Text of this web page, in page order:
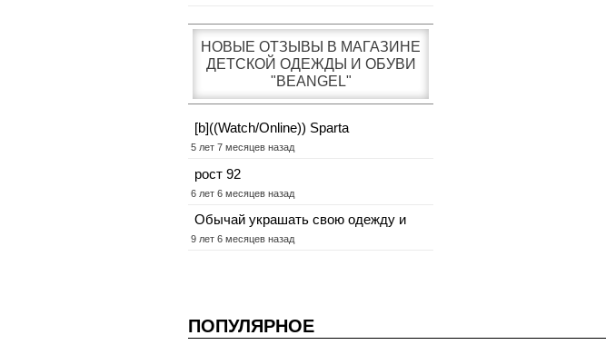
НОВЫЕ ОТЗЫВЫ В МАГАЗИНЕ
ДЕТСКОЙ ОДЕЖДЫ И ОБУВИ
"BEANGEL"
[b]((Watch/Online)) Sparta
5 лет 7 месяцев назад
рост 92
6 лет 6 месяцев назад
Обычай украшать свою одежду и
9 лет 6 месяцев назад
ПОПУЛЯРНОЕ